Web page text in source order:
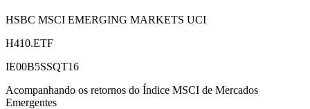
HSBC MSCI EMERGING MARKETS UCI
H410.ETF
IE00B5SSQT16
Acompanhando os retornos do Índice MSCI de Mercados
Emergentes